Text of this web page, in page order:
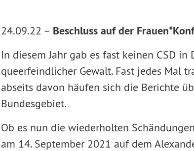
24.09.22 – Beschluss auf der
In diesem Jahr gab es fast keinen CSD
queerfeindlicher Gewalt. Fast jedes Mal
abseits davon häufen sich die Berichte
Bundesgebiet.
Ob es nun die wiederholten
am 14. September 2021 auf dem